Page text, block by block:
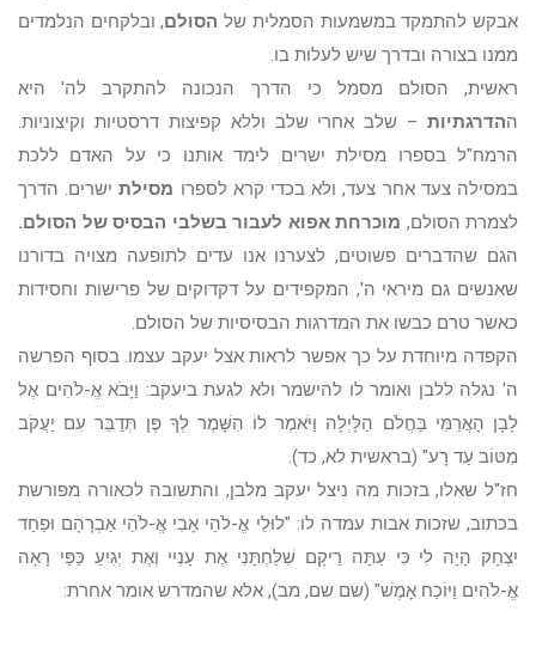
אבקש להתמקד במשמעות הסמלית של הסולם, ובלקחים הנלמדים
ממנו בצורה ובדרך שיש לעלות בו.
ראשית, הסולם מסמל כי הדרך הנכונה להתקרב לה' היא
ההדרגתיות – שלב אחרי שלב וללא קפיצות דרסטיות וקיצוניות.
הרמח"ל בספרו מסילת ישרים לימד אותנו כי על האדם ללכת
במסילה צעד אחר צעד, ולא בכדי קרא לספרו מסילתישרים. הדרך
לצמרת הסולם, מוכרחת אפוא לעבור בשלבי הבסיס של הסולם.
הגם שהדברים פשוטים, לצערנו אנו עדים לתופעה מצויה בדורנו
שאנשים גם מיראי ה', המקפידים על דקדוקים של פרישות וחסידות
כאשר טרם כבשו את המדרגות הבסיסיות של הסולם.
הקפדה מיוחדת על כך אפשר לראות אצל יעקב עצמו. בסוף הפרשה
ה' נגלה ללבן ואומר לו להישמר ולא לגעת ביעקב: וַיָּבֹא אֱ-לֹהִים אֶל
לָבָן הָאֲרַמִּי בַּחֲלֹם הַלָּיְלָה וַיֹּאמֶר לוֹ הִשָּׁמֶר לְךָ פֶּן תְּדַבֵּר עִם יַעֲקֹב
מִטּוֹב עַד רָע" (בראשית לא, כד).
חז"ל שאלו, בזכות מה ניצל יעקב מלבן, והתשובה לכאורה מפורשת
בכתוב, שזכות אבות עמדה לו: "לוּלֵי אֱ-לֹהֵי אָבִי אֱ-לֹהֵי אַבְרָהָם וּפַחַד
יִצְחָק הָיָה לִי כִּי עַתָּה רֵיקָם שִׁלַּחְתָּנִי אֶת עָנְיִי וְאֶת יְגִיעַ כַּפַּי רָאָה
אֱ-לֹהִים וַיּוֹכַח אָמֶשׁ" (שם שם, מב), אלא שהמדרש אומר אחרת: